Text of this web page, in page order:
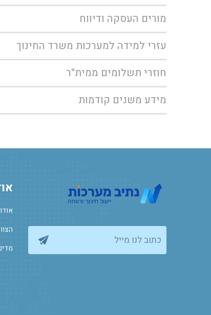
מורים העסקה ודיווח
עזרי למידה למערכות משרד החינוך
חוזרי תשלומים ממית"ר
מידע משנים קודמות
כתוב לנו מייל